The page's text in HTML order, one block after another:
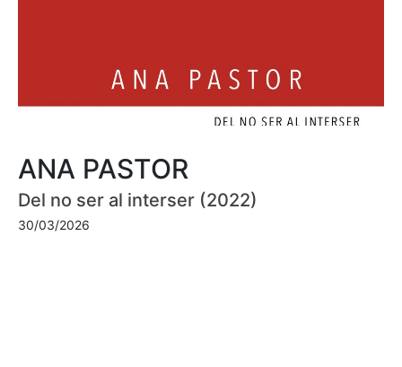
ANA PASTOR
Del no ser al interser (2022)
30/03/2026